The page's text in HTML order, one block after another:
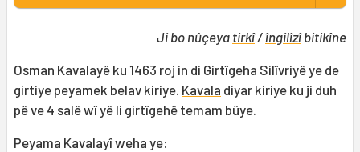
Ji bo nûçeya tirkî/îngilîzîbitikîne
Osman Kavalayê ku 1463 roj in di Girtîgeha Silîvriyê ye de
girtiye peyamek belav kiriye. Kavala diyar kiriye ku ji duh
pê ve 4 salê wî yê li girtîgehê temam bûye.
Peyama Kavalayî weha ye: